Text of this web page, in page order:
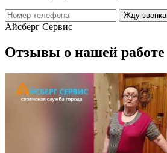
Жду звонка
Айсберг Сервис
Отзывы о нашей работе